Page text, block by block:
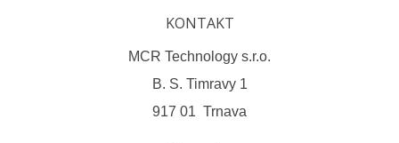
KONTAKT
MCR Technology s.r.o.
B. S. Timravy 1
917 01 Trnava